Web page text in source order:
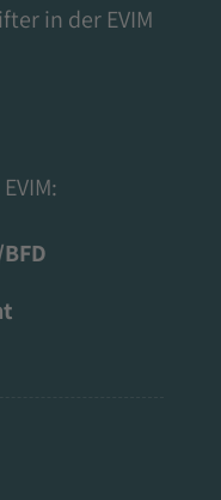
in der EVIM